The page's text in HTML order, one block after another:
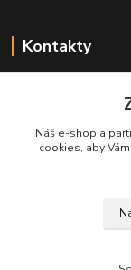
Kontakty
+
Náš e-shop a
cookies, aby